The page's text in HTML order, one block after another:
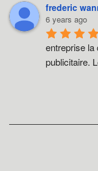
frederic
6 years ago
entreprise la
publicitaire.